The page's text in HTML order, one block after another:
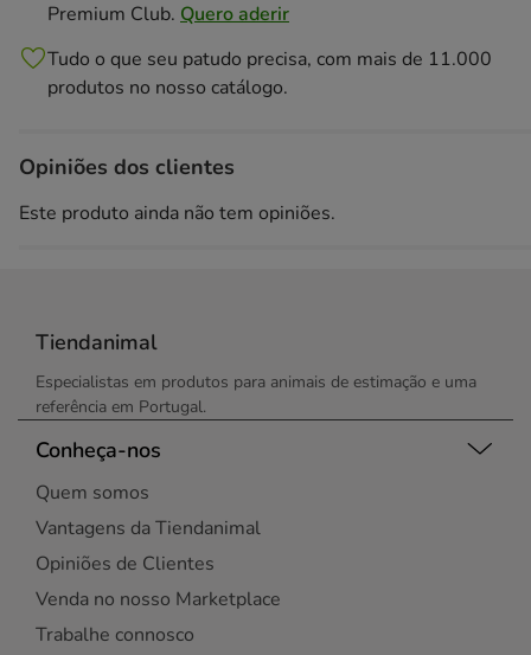
Premium Club. Quero aderir
Tudo o que seu patudo precisa, com mais de 11.000
produtos no nosso catálogo.
Opiniões dos clientes
Este produto ainda não tem opiniões.
Tiendanimal
Especialistas em produtos para animais de estimação e uma
referência em Portugal.
Conheça-nos
Quem somos
Vantagens da Tiendanimal
Opiniões de Clientes
Venda no nosso Marketplace
Trabalhe connosco